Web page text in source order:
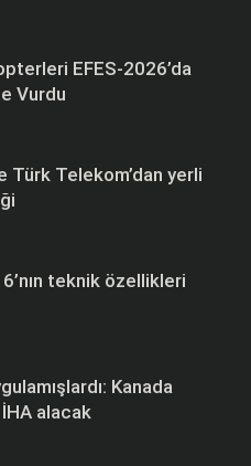
EFES-2026’da
Vurdu
Türk Telekom’dan yerli
teknik özellikleri
Kanada
alacak